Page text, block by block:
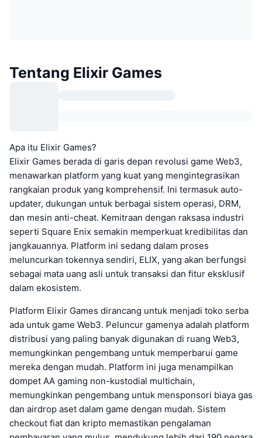
Tentang Elixir Games
Apa itu Elixir Games?
Elixir Games berada di garis depan revolusi game Web3,
menawarkan platform yang kuat yang mengintegrasikan
rangkaian produk yang komprehensif. Ini termasuk auto-
updater, dukungan untuk berbagai sistem operasi, DRM,
dan mesin anti-cheat. Kemitraan dengan raksasa industri
seperti Square Enix semakin memperkuat kredibilitas dan
jangkauannya. Platform ini sedang dalam proses
meluncurkan tokennya sendiri, ELIX, yang akan berfungsi
sebagai mata uang asli untuk transaksi dan fitur eksklusif
dalam ekosistem.
Platform Elixir Games dirancang untuk menjadi toko serba
ada untuk game Web3. Peluncur gamenya adalah platform
distribusi yang paling banyak digunakan di ruang Web3,
memungkinkan pengembang untuk memperbarui game
mereka dengan mudah. Platform ini juga menampilkan
dompet AA gaming non-kustodial multichain,
memungkinkan pengembang untuk mensponsori biaya gas
dan airdrop aset dalam game dengan mudah. Sistem
checkout fiat dan kripto memastikan pengalaman